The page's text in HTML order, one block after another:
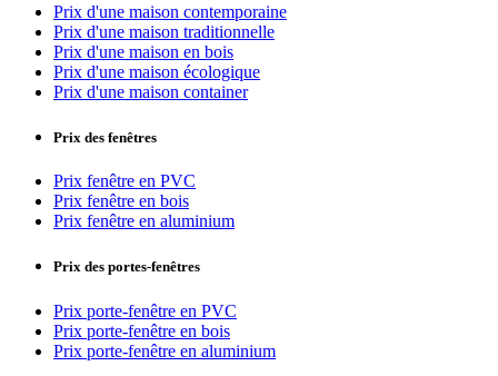
Prix d'une maison contemporaine
Prix d'une maison traditionnelle
Prix d'une maison en bois
Prix d'une maison écologique
Prix d'une maison container
Prix des fenêtres
Prix fenêtre en PVC
Prix fenêtre en bois
Prix fenêtre en aluminium
Prix des portes-fenêtres
Prix porte-fenêtre en PVC
Prix porte-fenêtre en bois
Prix porte-fenêtre en aluminium